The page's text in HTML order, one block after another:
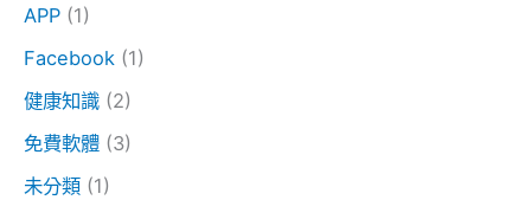
APP (1)
Facebook (1)
健康知識 (2)
免費軟體 (3)
未分類 (1)